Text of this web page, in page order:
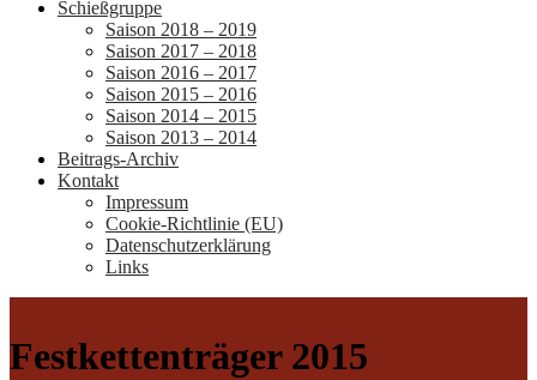
Schießgruppe
Saison 2018 – 2019
Saison 2017 – 2018
Saison 2016 – 2017
Saison 2015 – 2016
Saison 2014 – 2015
Saison 2013 – 2014
Beitrags-Archiv
Kontakt
Impressum
Cookie-Richtlinie (EU)
Datenschutzerklärung
Links
Festkettenträger 2015